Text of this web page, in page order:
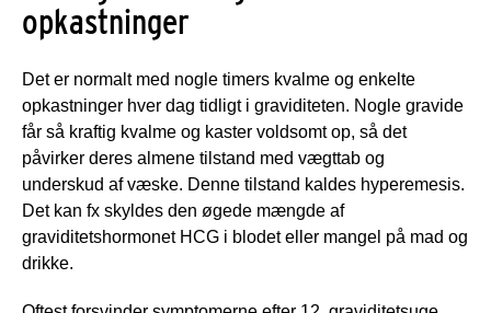
opkastninger
Det er normalt med nogle timers kvalme og enkelte
opkastninger hver dag tidligt i graviditeten. Nogle gravide
får så kraftig kvalme og kaster voldsomt op, så det
påvirker deres almene tilstand med vægttab og
underskud af væske. Denne tilstand kaldes hyperemesis.
Det kan fx skyldes den øgede mængde af
graviditetshormonet HCG i blodet eller mangel på mad og
drikke.